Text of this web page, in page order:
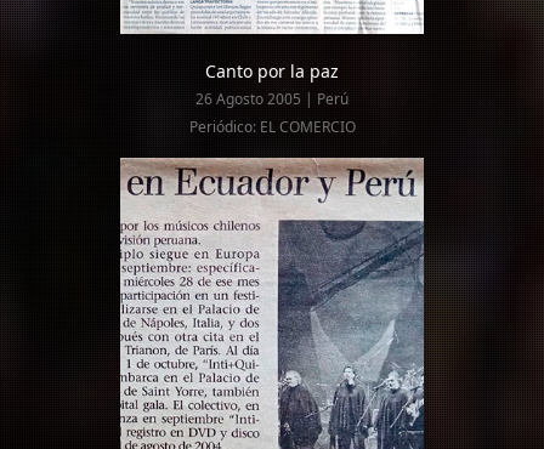
Canto por la paz
26 Agosto 2005 | Perú
Periódico: EL COMERCIO